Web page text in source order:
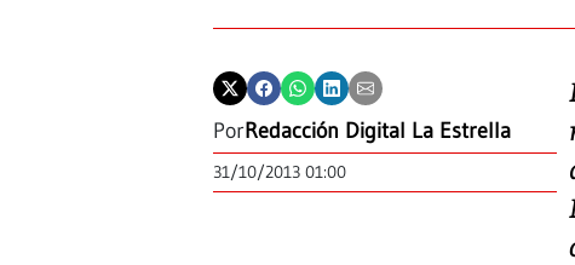
PorRedacción Digital La Estrella
31/10/2013 01:00